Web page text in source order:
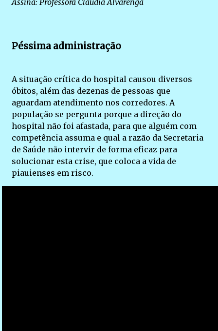
Assina: Professora Claudia Alvarenga
Péssima administração
A situação crítica do hospital causou diversos
óbitos, além das dezenas de pessoas que
aguardam atendimento nos corredores. A
população se pergunta porque a direção do
hospital não foi afastada, para que alguém com
competência assuma e qual a razão da Secretaria
de Saúde não intervir de forma eficaz para
solucionar esta crise, que coloca a vida de
piauienses em risco.